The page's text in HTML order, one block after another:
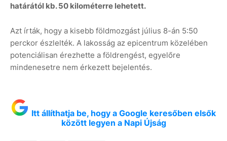
határától kb. 50 kilométerre lehetett.
Azt írták, hogy a kisebb földmozgást július 8-án 5:50
perckor észlelték. A lakosság az epicentrum közelében
potenciálisan érezhette a földrengést, egyelőre
mindenesetre nem érkezett bejelentés.
Itt állíthatja be, hogy a Google keresőben elsők
között legyen a Napi Újság